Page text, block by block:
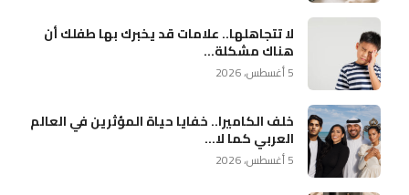
لا تتجاهلها.. علامات قد يخبرك بها طفلك أن
هناك مشكلة...
5 أغسطس، 2026
خلف الكاميرا.. خفايا حياة المؤثرين في العالم
العربي كما لا...
5 أغسطس، 2026